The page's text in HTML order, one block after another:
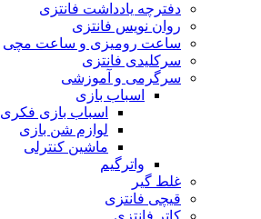
دفترچه یادداشت فانتزی
روان نویس فانتزی
ساعت رومیزی و ساعت مچی
سرکلیدی فانتزی
سرگرمی و آموزشی
اسباب بازی
اسباب بازی فکری
لوازم شن بازی
ماشین کنترلی
واترگیم
غلط گیر
قیچی فانتزی